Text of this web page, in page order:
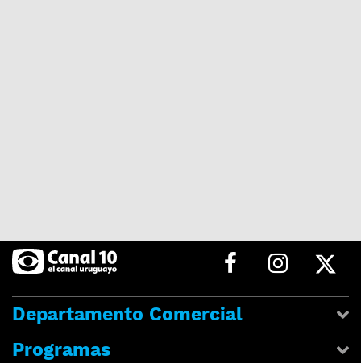
Departamento Comercial
Programas